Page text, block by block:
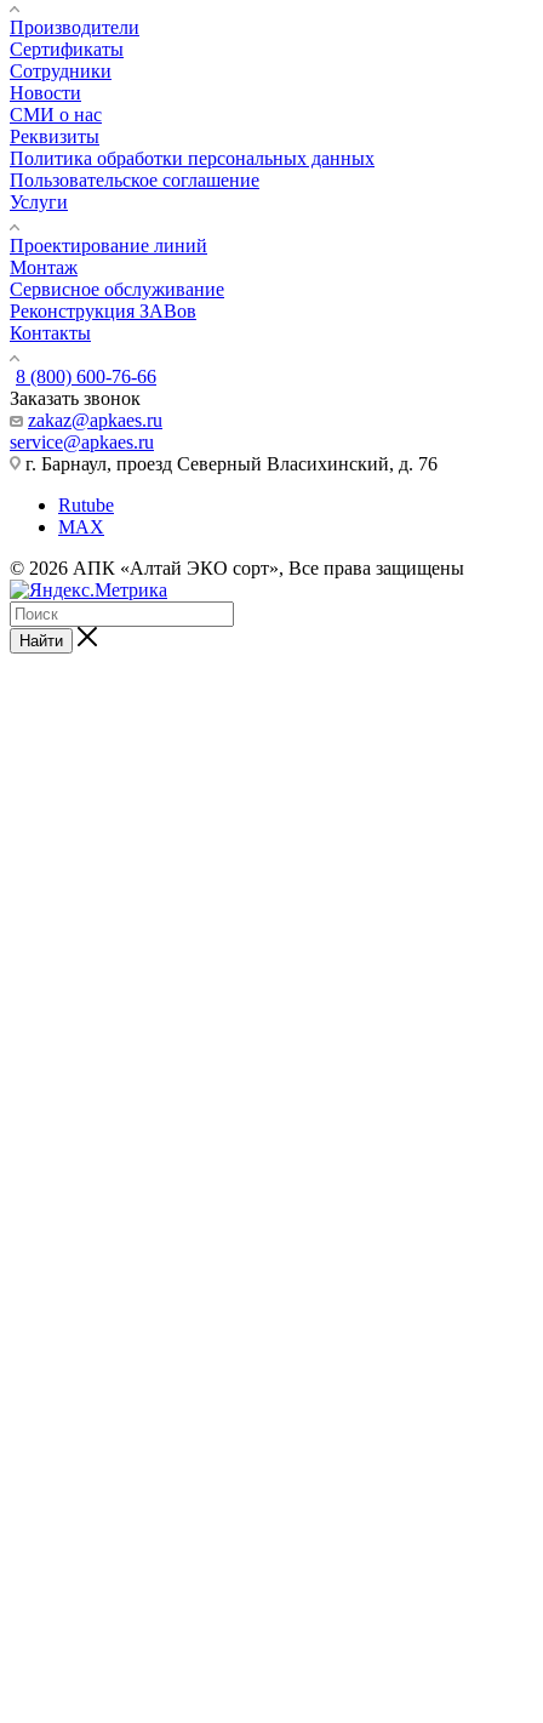
Производители
Сертификаты
Сотрудники
Новости
СМИ о нас
Реквизиты
Политика обработки персональных данных
Пользовательское соглашение
Услуги
Проектирование линий
Монтаж
Сервисное обслуживание
Реконструкция ЗАВов
Контакты
8 (800) 600-76-66
Заказать звонок
zakaz@apkaes.ru
service@apkaes.ru
г. Барнаул, проезд Северный Власихинский, д. 76
Rutube
MAX
© 2026 АПК «Алтай ЭКО сорт», Все права защищены
Найти